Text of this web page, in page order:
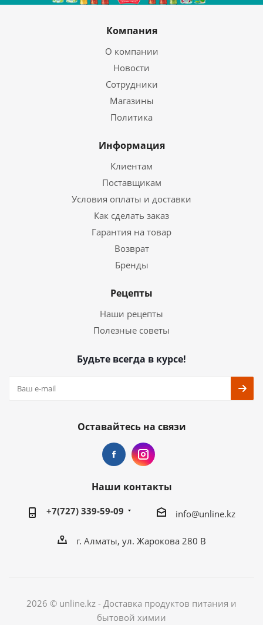
Компания
О компании
Новости
Сотрудники
Магазины
Политика
Информация
Клиентам
Поставщикам
Условия оплаты и доставки
Как сделать заказ
Гарантия на товар
Возврат
Бренды
Рецепты
Наши рецепты
Полезные советы
Будьте всегда в курсе!
Оставайтесь на связи
Наши контакты
+7(727) 339-59-09 info@unline.kz
г. Алматы, ул. Жарокова 280 В
2026 © unline.kz - Доставка продуктов питания и
бытовой химии